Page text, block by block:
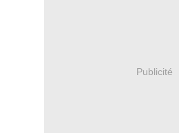
Publicité